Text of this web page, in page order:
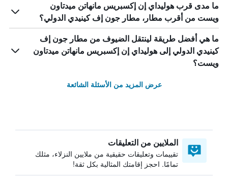
ما مدى قرب هوليداي إن إكسبريس مانهاتن ميدتاون
ويست من أقرب مطار، مطار جون إف كينيدي الدولي؟
ما هي أفضل طريقة لينتقل الضيوف من مطار جون إف
كينيدي الدولي إلى هوليداي إن إكسبريس مانهاتن ميدتاون
ويست؟
عرض المزيد من الأسئلة الشائعة
الملايين من التعليقات
تقييمات وتعليقات حقيقية من ملايين النزلاء، مثلك
تمامًا. احجز إقامتك المثالية بكل ثقة!